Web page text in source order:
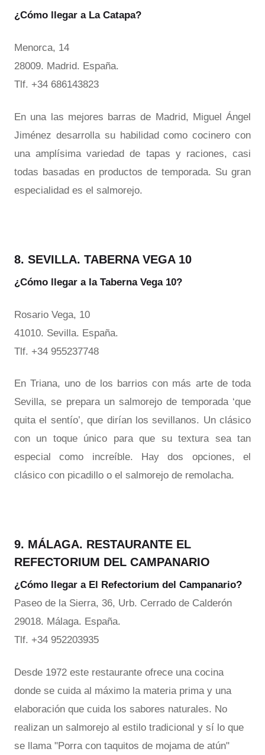
¿Cómo llegar a La Catapa?
Menorca, 14
28009. Madrid. España.
Tlf. +34 686143823
En una las mejores barras de Madrid, Miguel Ángel
Jiménez desarrolla su habilidad como cocinero con
una amplísima variedad de tapas y raciones, casi
todas basadas en productos de temporada. Su gran
especialidad es el salmorejo.
8. SEVILLA. TABERNA VEGA 10
¿Cómo llegar a la Taberna Vega 10?
Rosario Vega, 10
41010. Sevilla. España.
Tlf. +34 955237748
En Triana, uno de los barrios con más arte de toda
Sevilla, se prepara un salmorejo de temporada ‘que
quita el sentío’, que dirían los sevillanos. Un clásico
con un toque único para que su textura sea tan
especial como increíble. Hay dos opciones, el
clásico con picadillo o el salmorejo de remolacha.
9. MÁLAGA. RESTAURANTE EL
REFECTORIUM DEL CAMPANARIO
¿Cómo llegar a El Refectorium del Campanario?
Paseo de la Sierra, 36, Urb. Cerrado de Calderón
29018. Málaga. España.
Tlf. +34 952203935
Desde 1972 este restaurante ofrece una cocina
donde se cuida al máximo la materia prima y una
elaboración que cuida los sabores naturales. No
realizan un salmorejo al estilo tradicional y sí lo que
se llama "Porra con taquitos de mojama de atún"